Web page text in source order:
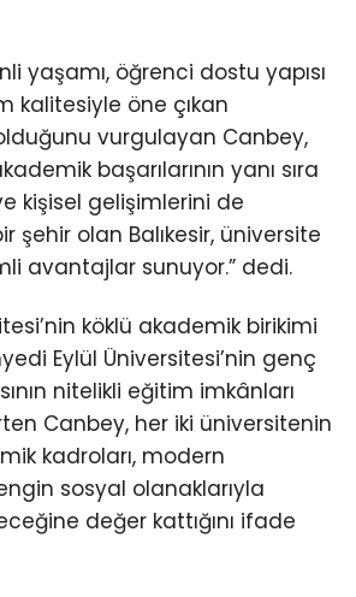
yaşamı, öğrenci dostu yapısı
kalitesiyle öne çıkan
vurgulayan Canbey,
başarılarının yanı sıra
kişisel gelişimlerini de
şehir olan Balıkesir, üniversite
avantajlar sunuyor.” dedi.
köklü akademik birikimi
Eylül Üniversitesi’nin genç
nitelikli eğitim imkânları
Canbey, her iki üniversitenin
kadroları, modern
sosyal olanaklarıyla
değer kattığını ifade